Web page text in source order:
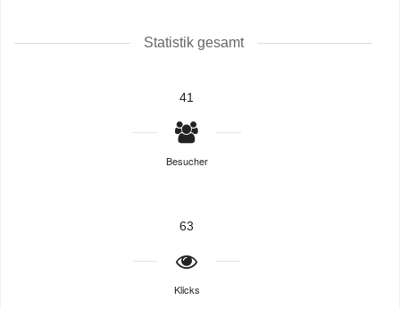
Statistik gesamt
41
Besucher
63
Klicks